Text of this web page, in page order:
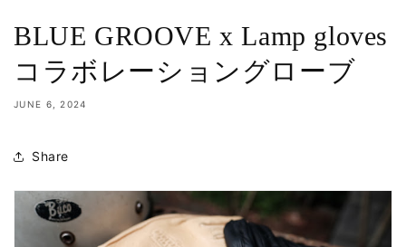
BLUE GROOVE x Lamp gloves
コラボレーショングローブ
JUNE 6, 2024
Share